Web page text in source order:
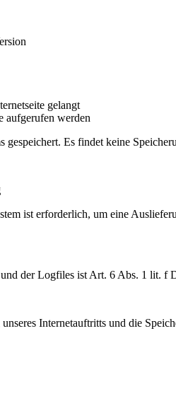
gelangt
aufgerufen werden
Es findet keine
ist erforderlich, um eine
und der Logfiles ist Art. 6 Abs. 1 lit. f
Internetauftritts und die